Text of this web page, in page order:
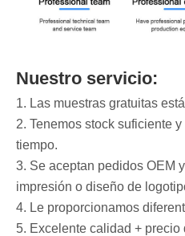
Nuestro servicio:
1. Las muestras gratuitas
2. Tenemos stock suficiente
tiempo.
3. Se aceptan pedidos OEM
impresión o diseño de
4. Le proporcionamos
5. Excelente calidad + precio